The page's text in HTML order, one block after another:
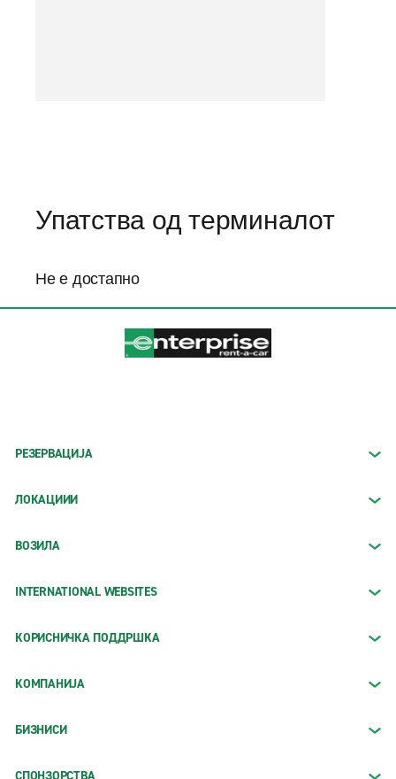
Упатства од терминалот
Не е достапно
РЕЗЕРВАЦИЈА
ЛОКАЦИИИ
ВОЗИЛА
INTERNATIONAL WEBSITES
КОРИСНИЧКА ПОДДРШКА
КОМПАНИЈА
БИЗНИСИ